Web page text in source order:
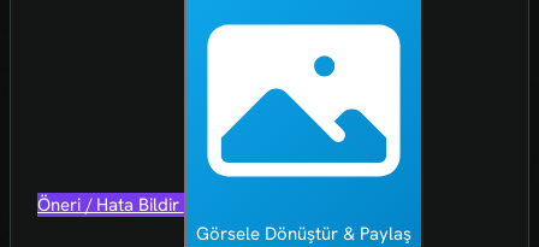
Öneri / Hata Bildir
Görsele Dönüştür & Paylaş